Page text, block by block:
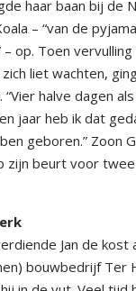
haar baan bij de
– “van de
op. Toen vervulling
liet wachten,
halve dagen
jaar heb ik dat
geboren.” Zoon
zijn beurt voor twee
Jan de kost
bouwbedrijf Ter